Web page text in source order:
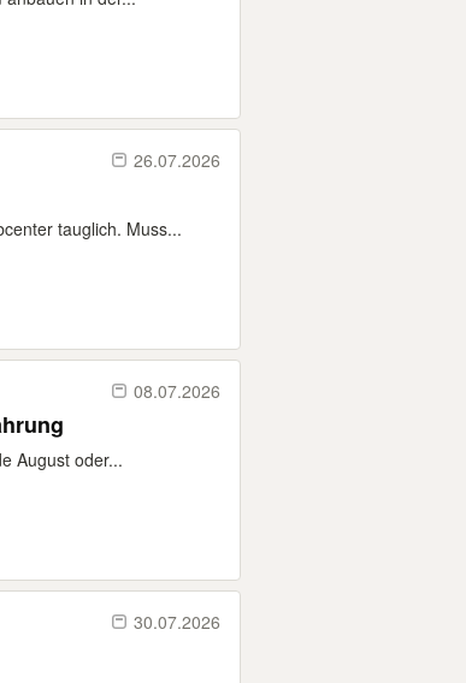
26.07.2026
tauglich. Muss...
08.07.2026
August oder...
30.07.2026